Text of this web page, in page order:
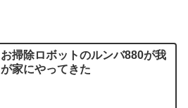
お掃除ロボットのルンバ880が我
が家にやってきた